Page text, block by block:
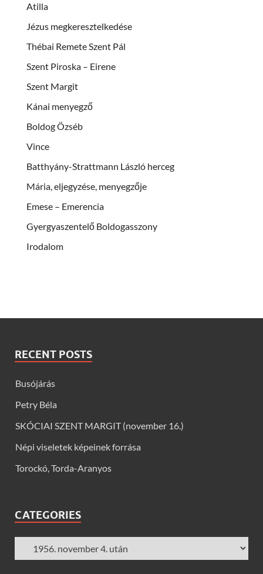
Atilla
Jézus megkeresztelkedése
Thébai Remete Szent Pál
Szent Piroska – Eirene
Szent Margit
Kánai menyegző
Boldog Özséb
Vince
Batthyány-Strattmann László herceg
Mária, eljegyzése, menyegzője
Emese – Emerencia
Gyergyaszentelő Boldogasszony
Irodalom
RECENT POSTS
Busójárás
Petry Béla
SKÓCIAI SZENT MARGIT (november 16.)
Népi viseletek képeinek forrása
Torockó, Torda-Aranyos
CATEGORIES